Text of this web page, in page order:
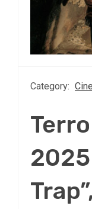
Category: Cine